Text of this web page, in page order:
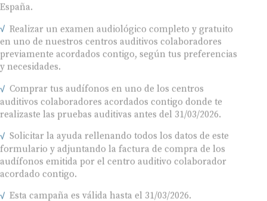
España.
Realizar un examen audiológico completo y gratuito
en uno de nuestros centros auditivos colaboradores
previamente acordados contigo, según tus preferencias
y necesidades.
Comprar tus audífonos en uno de los centros
auditivos colaboradores acordados contigo donde te
realizaste las pruebas auditivas antes del 31/03/2026.
Solicitar la ayuda rellenando todos los datos de este
formulario y adjuntando la factura de compra de los
audífonos emitida por el centro auditivo colaborador
acordado contigo.
Esta campaña es válida hasta el 31/03/2026.